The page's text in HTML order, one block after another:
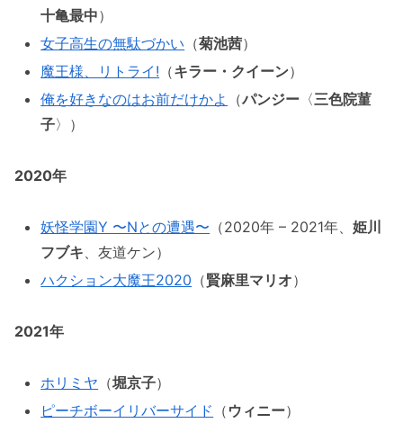
十亀最中）
女子高生の無駄づかい （菊池茜）
魔王様、リトライ! （キラー・クイーン）
俺を好きなのはお前だけかよ
（パンジー 〈三色院菫
子〉）
2020年
妖怪学園Y 〜Nとの遭遇〜 （2020年 – 2021年、姫川
フブキ、友道ケン）
ハクション大魔王2020 （賢麻里マリオ）
2021年
ホリミヤ （堀京子）
ピーチボーイリバーサイド （ ウィニー）